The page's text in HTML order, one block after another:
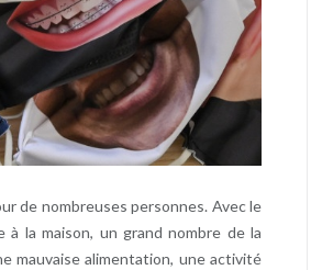
de nombreuses personnes. Avec le
la maison, un grand nombre de la
mauvaise alimentation, une activité